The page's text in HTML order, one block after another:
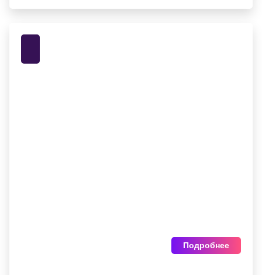
Подробнее